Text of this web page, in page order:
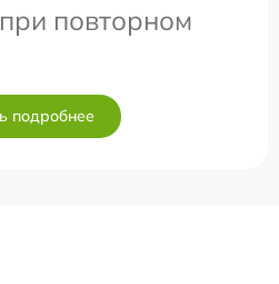
повторном
подробнее